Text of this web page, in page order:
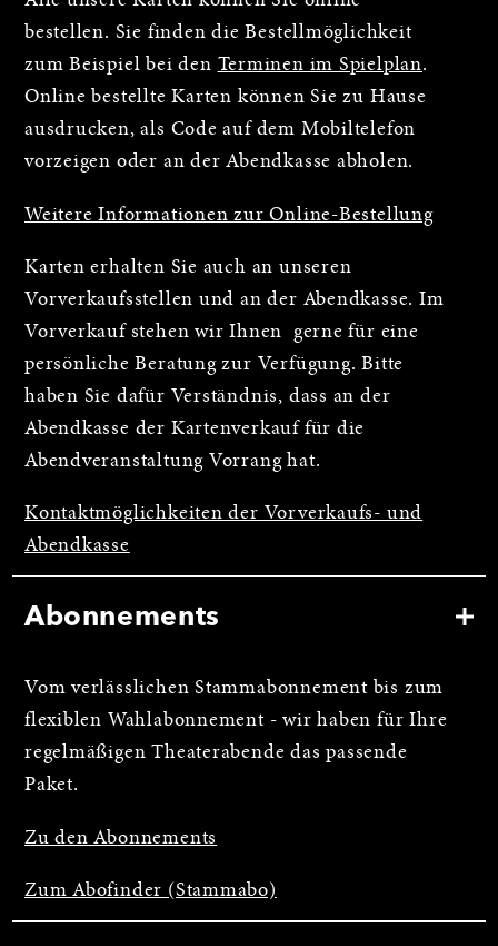
bestellen. Sie finden die Bestellmöglichkeit
zum Beispiel bei den Terminen im Spielplan.
Online bestellte Karten können Sie zu Hause
ausdrucken, als Code auf dem Mobiltelefon
vorzeigen oder an der Abendkasse abholen.
Weitere Informationen zur Online-Bestellung
Karten erhalten Sie auch an unseren
Vorverkaufsstellen und an der Abendkasse. Im
Vorverkauf stehen wir Ihnen gerne für eine
persönliche Beratung zur Verfügung. Bitte
haben Sie dafür Verständnis, dass an der
Abendkasse der Kartenverkauf für die
Abendveranstaltung Vorrang hat.
Kontaktmöglichkeiten der Vorverkaufs- und
Abendkasse
Abonnements
Vom verlässlichen Stammabonnement bis zum
flexiblen Wahlabonnement - wir haben für Ihre
regelmäßigen Theaterabende das passende
Paket.
Zu den Abonnements
Zum Abofinder (Stammabo)